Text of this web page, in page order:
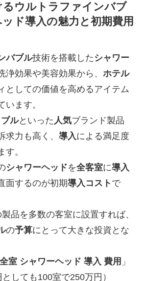
ウルトラファインバブ
ド導入の魅力と初期費用
バブル技術を搭載した シャワー
浄効果や美容効果から、 ホテル
としての価値を高めるアイテム
います。
ブルといった 人気ブランド製品
求力も高く、 導入による満足度
す。
シャワーヘッドを全客室に導入
面するのが初期導入コスト で
品を多数の客室に設置すれば、
の予算にとって大きな投資とな
室 シャワーヘッド 導入 費用 」
しても100室で250万円）